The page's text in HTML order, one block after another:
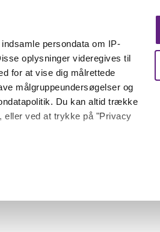
persondata om IP-
oplysninger videregives til
for at vise dig målrettede
målgruppeundersøgelser og
Du kan altid trække
eller ved at trykke på "Privacy
inden for få meter